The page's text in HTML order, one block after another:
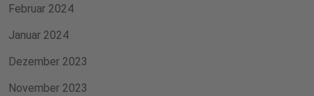
Februar 2024
Januar 2024
Dezember 2023
November 2023